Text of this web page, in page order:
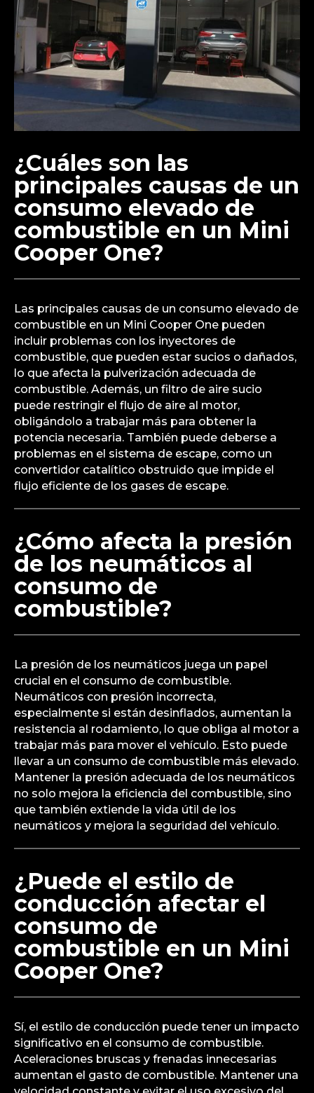
¿Cuáles son las
principales causas de un
consumo elevado de
combustible en un Mini
Cooper One?
Las principales causas de un consumo elevado de
combustible en un Mini Cooper One pueden
incluir problemas con los inyectores de
combustible, que pueden estar sucios o dañados,
lo que afecta la pulverización adecuada de
combustible. Además, un filtro de aire sucio
puede restringir el flujo de aire al motor,
obligándolo a trabajar más para obtener la
potencia necesaria. También puede deberse a
problemas en el sistema de escape, como un
convertidor catalítico obstruido que impide el
flujo eficiente de los gases de escape.
¿Cómo afecta la presión
de los neumáticos al
consumo de
combustible?
La presión de los neumáticos juega un papel
crucial en el consumo de combustible.
Neumáticos con presión incorrecta,
especialmente si están desinflados, aumentan la
resistencia al rodamiento, lo que obliga al motor a
trabajar más para mover el vehículo. Esto puede
llevar a un consumo de combustible más elevado.
Mantener la presión adecuada de los neumáticos
no solo mejora la eficiencia del combustible, sino
que también extiende la vida útil de los
neumáticos y mejora la seguridad del vehículo.
¿Puede el estilo de
conducción afectar el
consumo de
combustible en un Mini
Cooper One?
Sí, el estilo de conducción puede tener un impacto
significativo en el consumo de combustible.
Aceleraciones bruscas y frenadas innecesarias
aumentan el gasto de combustible. Mantener una